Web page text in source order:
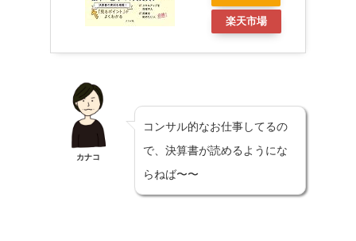
楽天市場
カナコ
コンサル的なお仕事してるの
で、決算書が読めるようにな
らねば〜〜